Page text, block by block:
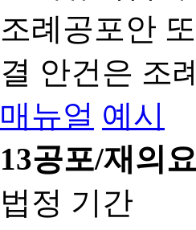
조례공포안
결 안건은 조
매뉴얼 예시
13공포/재의
법정 기간